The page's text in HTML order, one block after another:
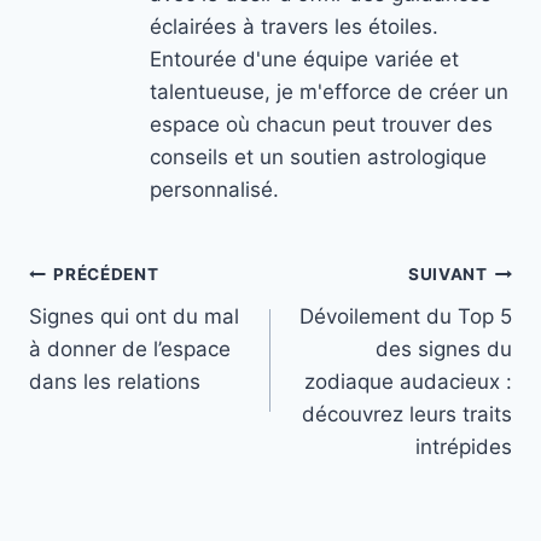
éclairées à travers les étoiles.
Entourée d'une équipe variée et
talentueuse, je m'efforce de créer un
espace où chacun peut trouver des
conseils et un soutien astrologique
personnalisé.
Navigation
de
l’article
PRÉCÉDENT
Signes qui ont du mal
à donner de l’espace
dans les relations
SUIVANT
Dévoilement du Top 5
des signes du
zodiaque audacieux :
découvrez leurs traits
intrépides